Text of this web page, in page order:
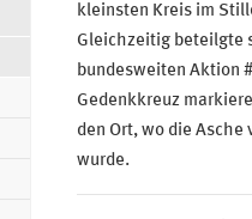
kleinsten Kreis im
Gleichzeitig beteilgte
bundesweiten Aktion
Gedenkkreuz
den Ort, wo die
wurde.